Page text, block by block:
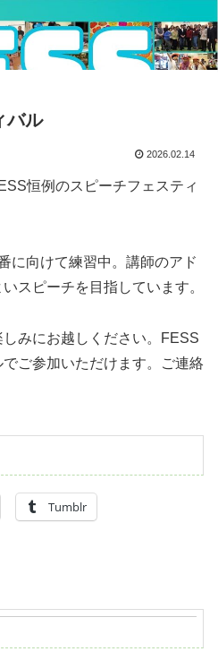
バル
2026.02.14
恒例のスピーチフェスティ
に向けて練習中。講師のアド
スピーチを目指しています。
みにお越しください。FESS
ご参加いただけます。
ご連絡
Tumblr